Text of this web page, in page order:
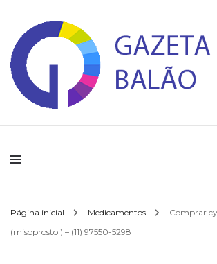
Gazeta do Balao
Página inicial Medicamentos
Comprar
(misoprostol) – (11) 97550-5298